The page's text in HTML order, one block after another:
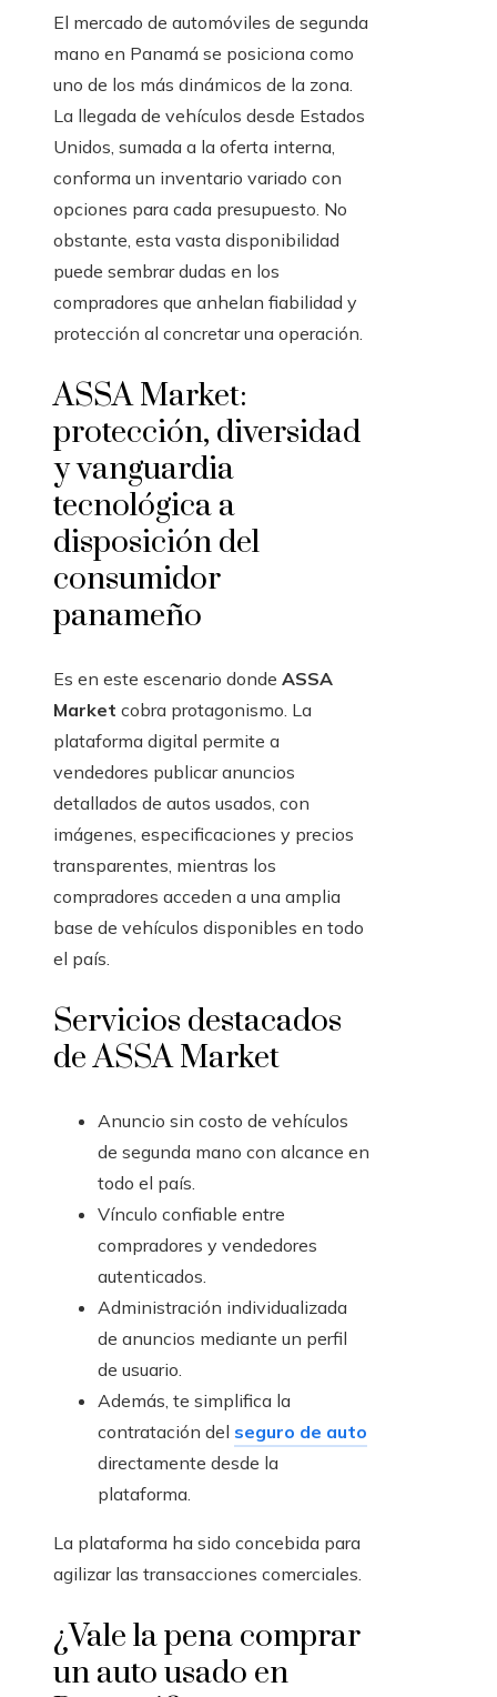
El mercado de automóviles de segunda
mano en Panamá se posiciona como
uno de los más dinámicos de la zona.
La llegada de vehículos desde Estados
Unidos, sumada a la oferta interna,
conforma un inventario variado con
opciones para cada presupuesto. No
obstante, esta vasta disponibilidad
puede sembrar dudas en los
compradores que anhelan fiabilidad y
protección al concretar una operación.
ASSA Market:
protección, diversidad
y vanguardia
tecnológica a
disposición del
consumidor
panameño
Es en este escenario donde ASSA
Market cobra protagonismo. La
plataforma digital permite a
vendedores publicar anuncios
detallados de autos usados, con
imágenes, especificaciones y precios
transparentes, mientras los
compradores acceden a una amplia
base de vehículos disponibles en todo
el país.
Servicios destacados
de ASSA Market
Anuncio sin costo de vehículos
de segunda mano con alcance en
todo el país.
Vínculo confiable entre
compradores y vendedores
autenticados.
Administración individualizada
de anuncios mediante un perfil
de usuario.
Además, te simplifica la
contratación del seguro de auto
directamente desde la
plataforma.
La plataforma ha sido concebida para
agilizar las transacciones comerciales.
¿Vale la pena comprar
un auto usado en